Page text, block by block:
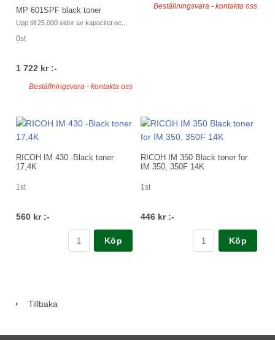
MP 601SPF black toner
Upp till 25.000 sidor av kapacitet oc...
0st
1 722 kr :-
Beställningsvara - kontakta oss
Beställningsvara - kontakta oss
RICOH IM 430 -Black toner
17,4K
1st
560 kr :-
Köp
RICOH IM 350 Black toner for
IM 350, 350F 14K
1st
446 kr :-
Köp
Tillbaka